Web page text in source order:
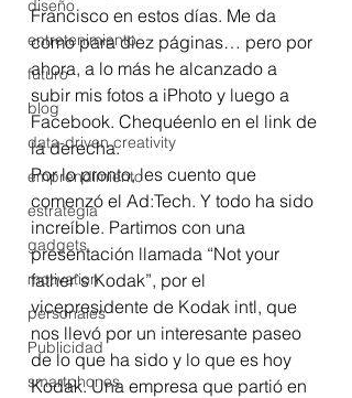
diseño
entretenimiento
futuro
blog
data-driven creativity
emprendimiento
estrategia
gadgets
motivation
personales
Publicidad
smartphones
Francisco en estos días. Me da
como para diez páginas… pero por
ahora, a lo más he alcanzado a
subir mis fotos a iPhoto y luego a
Facebook. Chequéenlo en el link de
la derecha.
Por lo pronto, les cuento que
comenzó el Ad:Tech. Y todo ha sido
increíble. Partimos con una
presentación llamada “Not your
father`s Kodak”, por el
vicepresidente de Kodak intl, que
nos llevó por un interesante paseo
de lo que ha sido y lo que es hoy
Kodak. Una empresa que partió en